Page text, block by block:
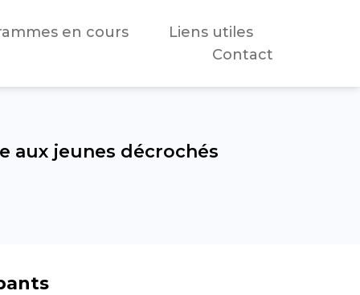
en cours
Liens utiles
Contact
aux jeunes décrochés